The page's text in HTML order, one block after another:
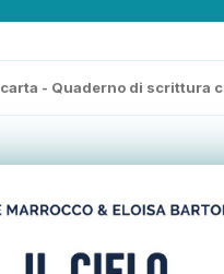
- Quaderno di scrittura